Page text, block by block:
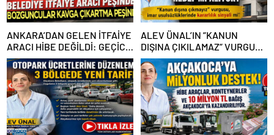
ANKARA’DAN GELEN İTFAİYE
ARACI HİBE DEĞİLDİ: GEÇİCİ
GÖREVLENDİRME SONA ERDİ
ALEV ÜNAL’IN ”KANUN
DIŞINA ÇIKILAMAZ” VURGUSU
KİMLERİN CANINI SIKTI?